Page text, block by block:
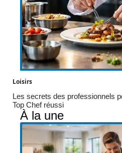
Loisirs
Les secrets des professionnels
Top Chef réussi
À la une